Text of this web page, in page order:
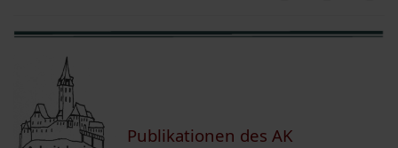
Publikationen des AK